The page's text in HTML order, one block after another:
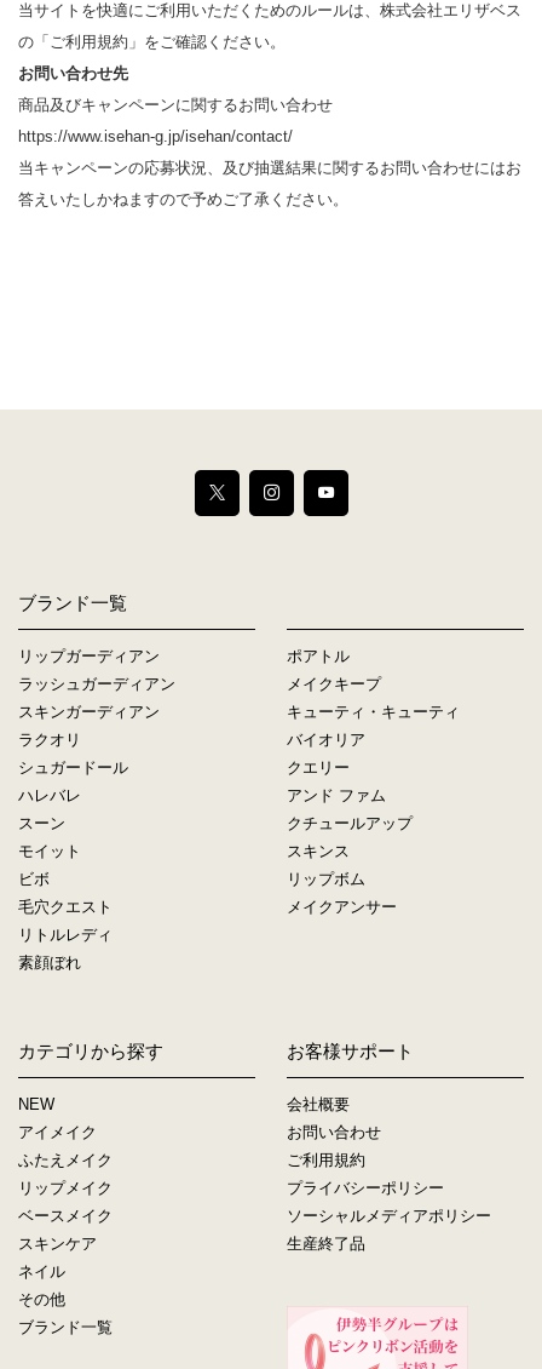
当サイトを快適にご利用いただくためのルールは、株式会社エリザベス
の「 ご利用規約 」をご確認ください。
お問い合わせ先
商品及びキャンペーンに関するお問い合わせ
https://www.isehan-g.jp/isehan/contact/
当キャンペーンの応募状況、及び抽選結果に関するお問い合わせにはお
答えいたしかねますので予めご了承ください。
ブランド一覧
リップガーディアン
ラッシュガーディアン
スキンガーディアン
ラクオリ
シュガードール
ハレバレ
スーン
モイット
ビボ
毛穴クエスト
リトルレディ
素顔ぼれ
ポアトル
メイクキープ
キューティ・キューティ
バイオリア
クエリー
アンド ファム
クチュールアップ
スキンス
リップボム
メイクアンサー
カテゴリから探す
NEW
アイメイク
ふたえメイク
リップメイク
ベースメイク
スキンケア
ネイル
その他
ブランド一覧
お客様サポート
会社概要
お問い合わせ
ご利用規約
プライバシーポリシー
ソーシャルメディアポリシー
生産終了品